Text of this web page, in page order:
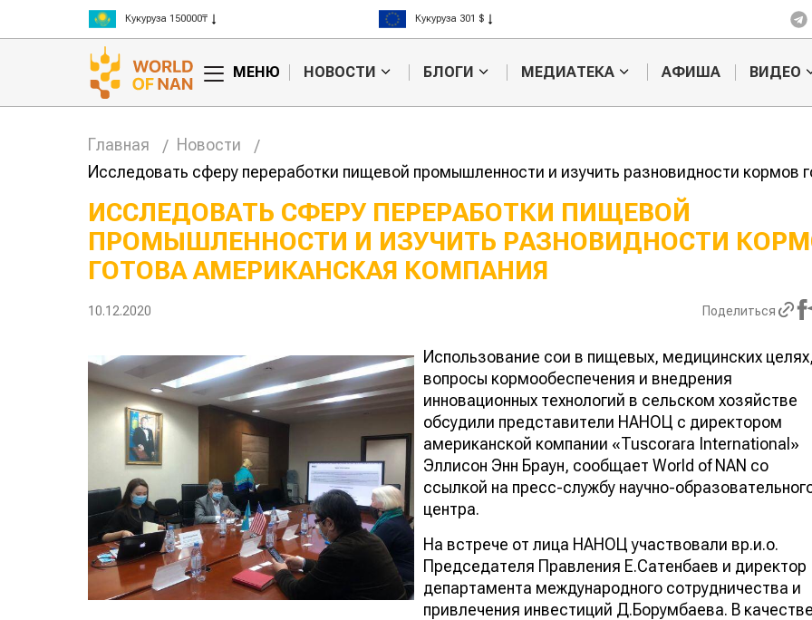
Рис 300000₸
Пшеница 3 класс 125000₸
Рис 408 $
Пшеница 423 $
МЕНЮ НОВОСТИ БЛОГИ МЕДИАТЕКА АФИША ВИДЕО
Главная
Новости
Исследовать сферу переработки пищевой промышленности и изучить разновидности кормов
ИССЛЕДОВАТЬ СФЕРУ ПЕРЕРАБОТКИ ПИЩЕВОЙ
ПРОМЫШЛЕННОСТИ И ИЗУЧИТЬ РАЗНОВИДНОСТИ
ГОТОВА АМЕРИКАНСКАЯ КОМПАНИЯ
10.12.2020 Поделиться
Использование сои в пищевых, медицинских
вопросы кормообеспечения и внедрения
инновационных технологий в сельском хозяйстве
обсудили представители НАНОЦ с директором
американской компании «Tuscorara International»
Эллисон Энн Браун, сообщает World of NAN со
ссылкой на пресс-службу научно-
центра.
На встрече от лица НАНОЦ участвовали вр.и.о.
Председателя Правления Е.Сатенбаев и директор
департамента международного сотрудничества и
привлечения инвестиций Д.Борумбаева. В
Казахстанское
сельхозсырье
используют для
авиатоплива
Картофельные
войны: колорадского
жука будут выжигать
Кыргызстан
Казахстан по темпам роста